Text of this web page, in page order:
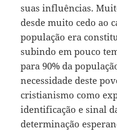
suas influências.
desde muito cedo ao
população era
subindo em pouco
para 90% da
necessidade deste
cristianismo como
identificação e sinal
determinação